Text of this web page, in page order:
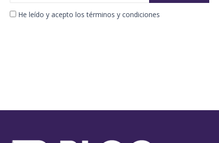
He leído y acepto los términos y condiciones